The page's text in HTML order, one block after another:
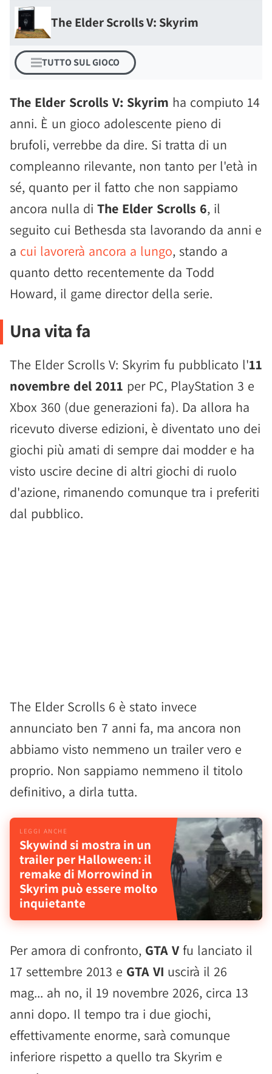
The Elder Scrolls V: Skyrim
TUTTO SUL GIOCO
The Elder Scrolls V: Skyrim ha compiuto 14
anni. È un gioco adolescente pieno di
brufoli, verrebbe da dire. Si tratta di un
compleanno rilevante, non tanto per l'età in
sé, quanto per il fatto che non sappiamo
ancora nulla di The Elder Scrolls 6, il
seguito cui Bethesda sta lavorando da anni e
a cui lavorerà ancora a lungo, stando a
quanto detto recentemente da Todd
Howard, il game director della serie.
Una vita fa
The Elder Scrolls V: Skyrim fu pubblicato l'11
novembre del 2011 per PC, PlayStation 3 e
Xbox 360 (due generazioni fa). Da allora ha
ricevuto diverse edizioni, è diventato uno dei
giochi più amati di sempre dai modder e ha
visto uscire decine di altri giochi di ruolo
d'azione, rimanendo comunque tra i preferiti
dal pubblico.
The Elder Scrolls 6 è stato invece
annunciato ben 7 anni fa, ma ancora non
abbiamo visto nemmeno un trailer vero e
proprio. Non sappiamo nemmeno il titolo
definitivo, a dirla tutta.
Skywind si mostra in un
trailer per Halloween: il
remake di Morrowind in
Skyrim può essere molto
inquietante
Per amora di confronto, GTA V fu lanciato il
17 settembre 2013 e GTA VI uscirà il 26
mag... ah no, il 19 novembre 2026, circa 13
anni dopo. Il tempo tra i due giochi,
effettivamente enorme, sarà comunque
inferiore rispetto a quello tra Skyrim e